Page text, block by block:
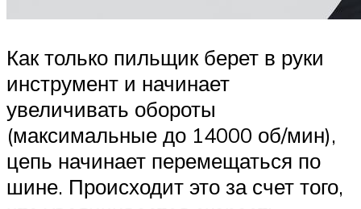
Как только пильщик берет в руки
инструмент и начинает
увеличивать обороты
(максимальные до 14000 об/мин),
цепь начинает перемещаться по
шине. Происходит это за счет того,